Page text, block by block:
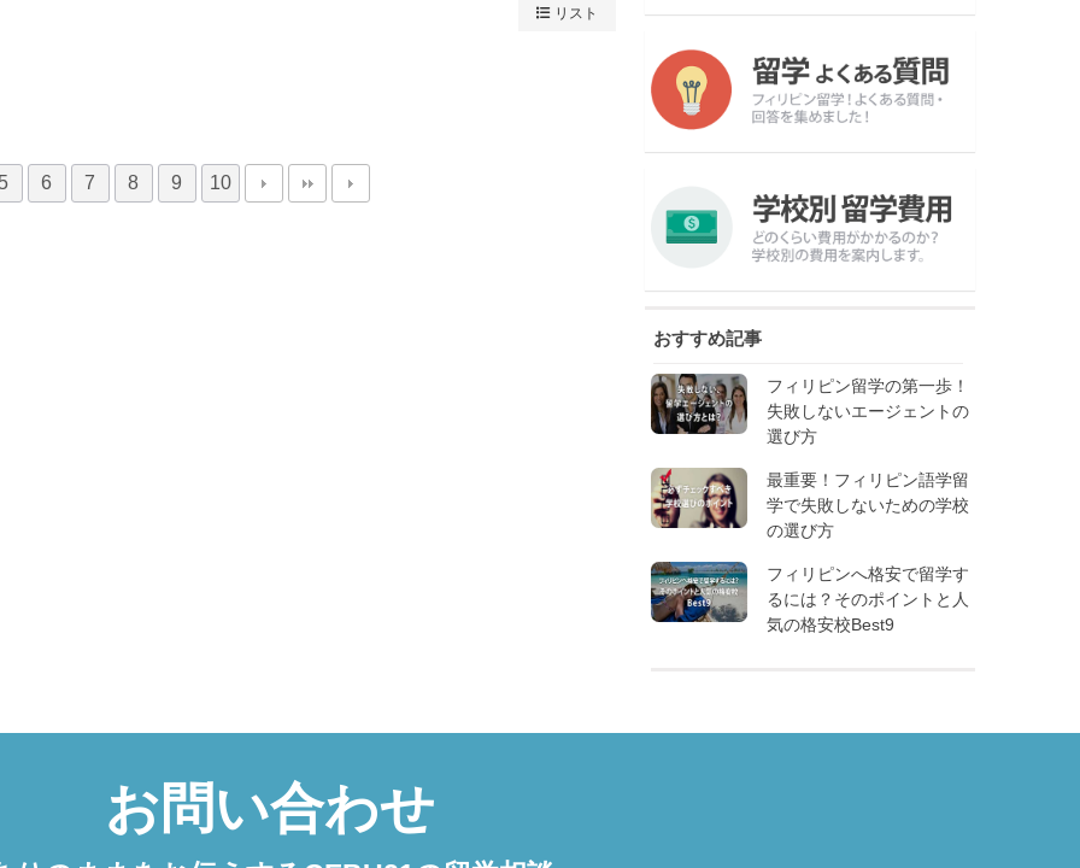
リスト
6 7 8 9 10
おすすめ記事
フィリピン留学の第一歩！
失敗しないエージェントの
選び方
最重要！フィリピン語学留
学で失敗しないための学校
の選び方
フィリピンへ格安で留学す
るには？そのポイントと人
気の格安校Best9
お問い合わせ